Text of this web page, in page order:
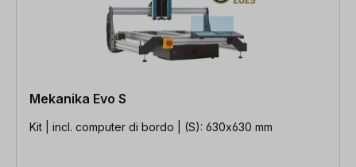
Mekanika Evo S
Kit | incl. computer di bordo | (S): 630x630 mm